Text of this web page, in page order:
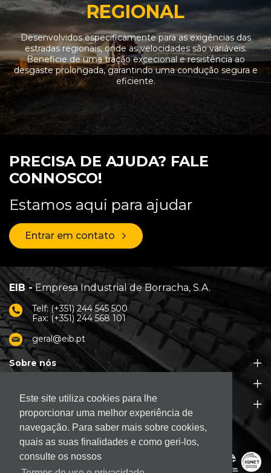
Este site utiliza cookies para lhe
proporcionar uma melhor experiência de
navegação. Para saber mais sobre cookies,
quais as suas finalidades e como geri-los,
consulte os nossos
REGIONAL
Desenvolvidos especificamente para as exigências das
estradas regionais, onde as velocidades são variáveis.
Beneficie de uma tração excecional e resistência ao
desgaste prolongada, garantindo uma condução segura e
eficiente.
PRECISA DE AJUDA? FALE
CONNOSCO!
Estamos aqui para ajudar
Entrar em contato
EIB -Empresa Industrial de Borracha, S.A.
Telf: (+351) 244 545 500
Fax: (+351) 244 568 101
geral@eib.pt
Sobre nós
Apoio ao Cliente